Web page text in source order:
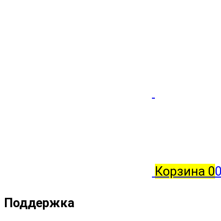
Корзина 0
Поддержка